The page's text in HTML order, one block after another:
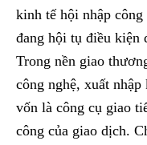
kinh tế hội nhập
đang hội tụ điều kiện
Trong nền giao
công nghệ, xuất
vốn là công cụ giao
công của giao dịch.